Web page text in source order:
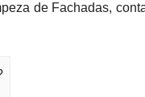
de Fachadas,